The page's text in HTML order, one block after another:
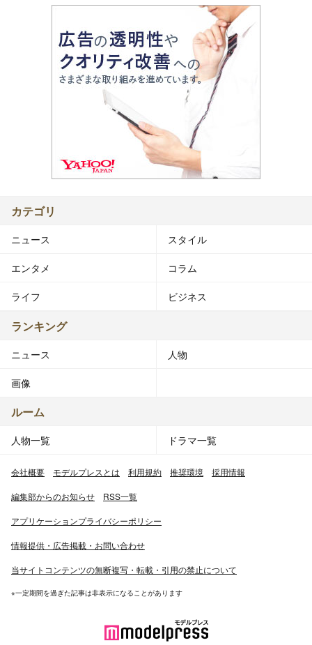
カテゴリ
ニュース スタイル
エンタメ コラム
ライフ ビジネス
ランキング
ニュース 人物
画像
ルーム
人物一覧 ドラマ一覧
会社概要 モデルプレスとは 利用規約 推奨環境 採用情報
編集部からのお知らせ RSS一覧
アプリケーションプライバシーポリシー
情報提供・広告掲載・お問い合わせ
当サイトコンテンツの無断複写・転載・引用の禁止について
※一定期間を過ぎた記事は非表示になることがあります